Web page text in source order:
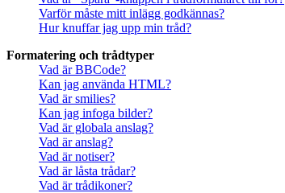
Varför måste mitt inlägg godkännas?
Hur knuffar jag upp min tråd?
Formatering och trådtyper
Vad är BBCode?
Kan jag använda HTML?
Vad är smilies?
Kan jag infoga bilder?
Vad är globala anslag?
Vad är anslag?
Vad är notiser?
Vad är låsta trådar?
Vad är trådikoner?